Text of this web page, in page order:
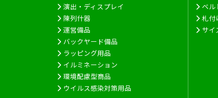
演出・ディスプレイ
陳列什器
運営備品
バックヤード備品
ラッピング用品
イルミネーション
環境配慮型商品
ウイルス感染対策用品
ベル
札付
サイ